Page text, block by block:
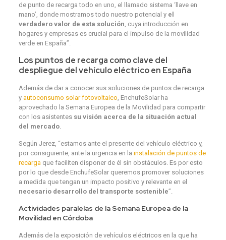
de punto de recarga todo en uno, el llamado sistema ‘llave en
mano’, donde mostramos todo nuestro potencial y el
verdadero valor de esta solución , cuya introducción en
hogares y empresas es crucial para el impulso de la movilidad
verde en España”.
Los puntos de recarga como clave del
despliegue del vehículo eléctrico en España
Además de dar a conocer sus soluciones de puntos de recarga
y autoconsumo solar fotovoltaico , EnchufeSolar ha
aprovechado la Semana Europea de la Movilidad para compartir
con los asistentes su visión acerca de la situación actual
del mercado.
Según Jerez, “estamos ante el presente del vehículo eléctrico y,
por consiguiente, ante la urgencia en la instalación de puntos de
recarga que faciliten disponer de él sin obstáculos. Es por esto
por lo que desde EnchufeSolar queremos promover soluciones
a medida que tengan un impacto positivo y relevante en el
necesario desarrollo del transporte sostenible”.
Actividades paralelas de la Semana Europea de la
Movilidad en Córdoba
Además de la exposición de vehículos eléctricos en la que ha